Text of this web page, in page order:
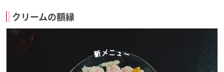
クリームの額縁